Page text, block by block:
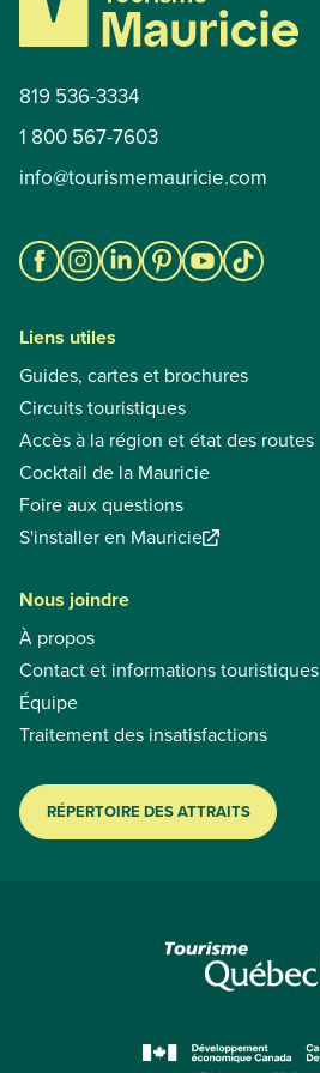
819 536-3334
1 800 567-7603
info@tourismemauricie.com
Liens utiles
Guides, cartes et brochures
Circuits touristiques
Accès à la région et état des routes
Cocktail de la Mauricie
Foire aux questions
S'installer en Mauricie
Nous joindre
À propos
Contact et informations touristiques
Équipe
Traitement des insatisfactions
RÉPERTOIRE DES ATTRAITS